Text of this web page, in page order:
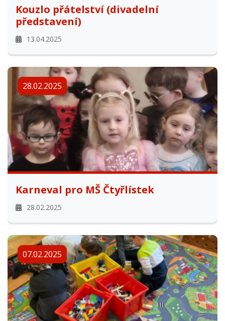
Kouzlo přátelství (divadelní
představení)
13.04.2025
28.02.2025
Karneval pro MŠ Čtyřlístek
28.02.2025
07.02.2025